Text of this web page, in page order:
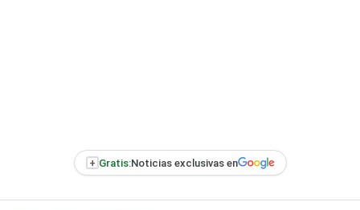
+ Gratis:Noticias exclusivas en